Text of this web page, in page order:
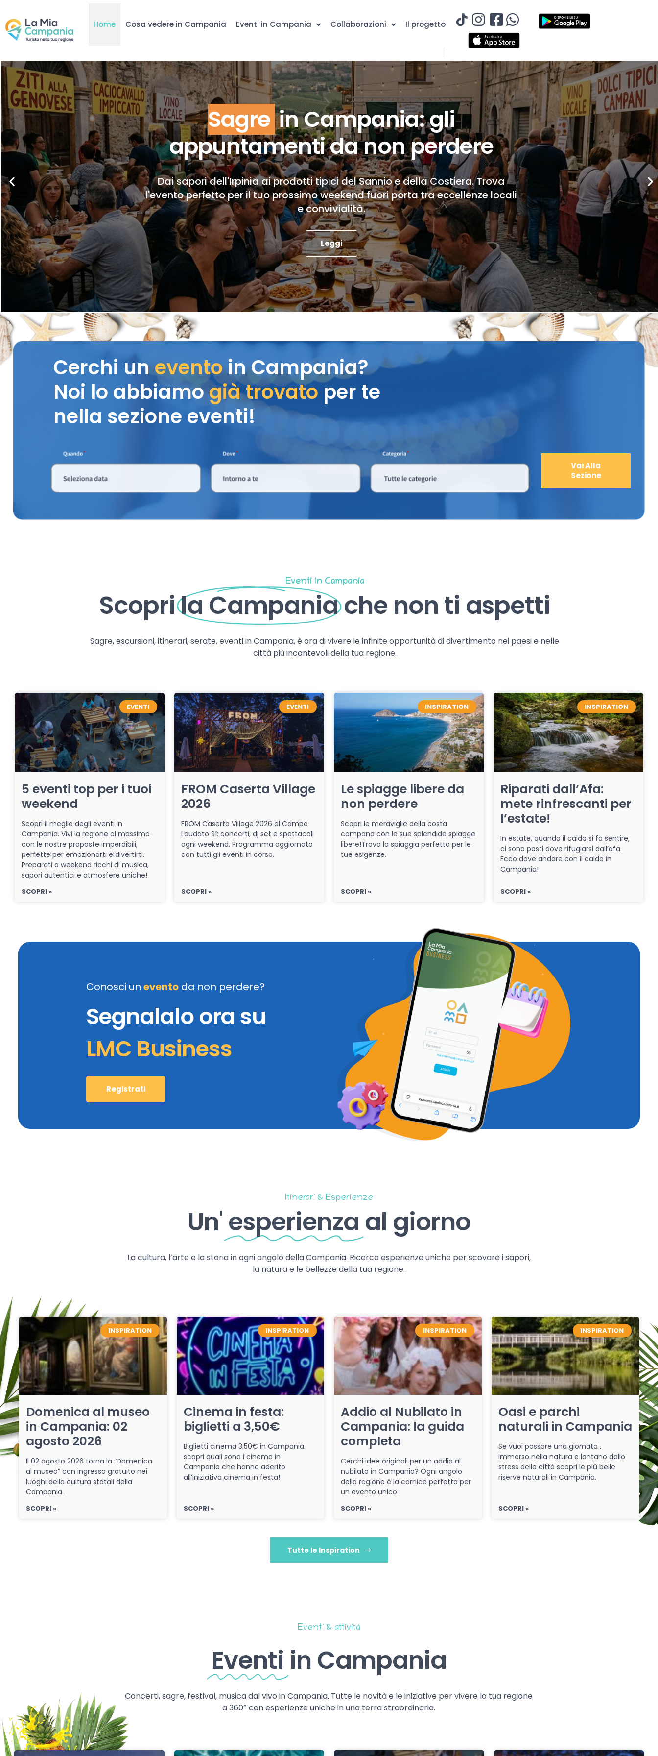
Home Cosa vedere in Campania Eventi in Campania Collaborazioni Il progetto
Sagre in Campania: gli
appuntamenti da non perdere
Dai sapori dell'Irpinia ai prodotti tipici del Sannio e della Costiera. Trova
l'evento perfetto per il tuo prossimo weekend fuori porta tra eccellenze locali
e convivialità.
Leggi
Cerchi uneventoin Campania?
Noi lo abbiamogià trovato per te
nella sezione eventi!
Vai Alla
Sezione
Eventi in Campania
Scoprila Campaniache non ti aspetti
Sagre, escursioni, itinerari, serate, eventi in Campania, è ora di vivere le infinite opportunità di divertimento nei paesi e nelle
città più incantevoli della tua regione.
EVENTI
5 eventi top per i tuoi
weekend
Scopri il meglio degli eventi in
Campania. Vivi la regione al massimo
con le nostre proposte imperdibili,
perfette per emozionarti e divertirti.
Preparati a weekend ricchi di musica,
sapori autentici e atmosfere uniche!
SCOPRI »
EVENTI
FROM Caserta Village
2026
FROM Caserta Village 2026 al Campo
Laudato Sì: concerti, dj set e spettacoli
ogni weekend. Programma aggiornato
con tutti gli eventi in corso.
SCOPRI »
INSPIRATION
Le spiagge libere da
non perdere
Scopri le meraviglie della costa
campana con le sue splendide spiagge
libere!Trova la spiaggia perfetta per le
tue esigenze.
SCOPRI »
INSPIRATION
Riparati dall’Afa:
mete rinfrescanti per
l’estate!
In estate, quando il caldo si fa sentire,
ci sono posti dove rifugiarsi dall’afa.
Ecco dove andare con il caldo in
Campania!
SCOPRI »
Conosci un evento da non perdere?
Segnalalo ora su
LMC Business
Registrati
Itinerari & Esperienze
Un' esperienza al giorno
La cultura, l’arte e la storia in ogni angolo della Campania. Ricerca esperienze uniche per scovare i sapori,
la natura e le bellezze della tua regione.
INSPIRATION
Domenica al museo
in Campania: 02
agosto 2026
Il 02 agosto 2026 torna la “Domenica
al museo” con ingresso gratuito nei
luoghi della cultura statali della
Campania.
SCOPRI »
INSPIRATION
Cinema in festa:
biglietti a 3,50€
Biglietti cinema 3.50€ in Campania:
scopri quali sono i cinema in
Campania che hanno aderito
all’iniziativa cinema in festa!
SCOPRI »
INSPIRATION
Addio al Nubilato in
Campania: la guida
completa
Cerchi idee originali per un addio al
nubilato in Campania? Ogni angolo
della regione è la cornice perfetta per
un evento unico.
SCOPRI »
INSPIRATION
Oasi e parchi
naturali in Campania
Se vuoi passare una giornata ,
immerso nella natura e lontano dallo
stress della città scopri le più belle
riserve naturali in Campania.
SCOPRI »
Tutte le Inspiration
Eventi & attività
Eventi in Campania
Concerti, sagre, festival, musica dal vivo in Campania. Tutte le novità e le iniziative per vivere la tua regione
a 360° con esperienze uniche in una terra straordinaria.